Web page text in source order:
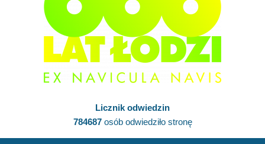
Licznik odwiedzin
784687osób odwiedziło stronę